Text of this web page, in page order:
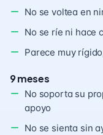
No se voltea en
No se ríe ni hace
Parece muy
9 meses
No soporta su
apoyo
No se sienta sin